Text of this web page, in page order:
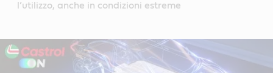
l’utilizzo, anche in condizioni estreme